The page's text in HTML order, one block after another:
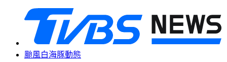
颱風白海豚動態